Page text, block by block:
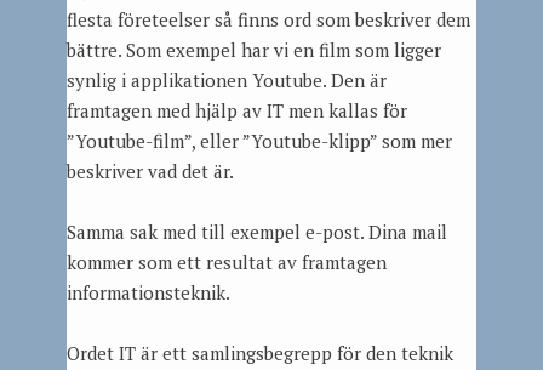
flesta företeelser så finns ord som beskriver dem
bättre. Som exempel har vi en film som ligger
synlig i applikationen Youtube. Den är
framtagen med hjälp av IT men kallas för
”Youtube-film”, eller ”Youtube-klipp” som mer
beskriver vad det är.
Samma sak med till exempel e-post. Dina mail
kommer som ett resultat av framtagen
informationsteknik.
Ordet IT är ett samlingsbegrepp för den teknik